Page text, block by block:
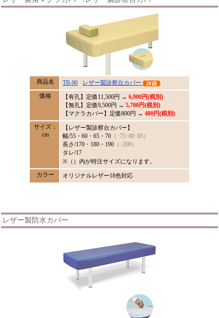
商品名 TB-90
レザー製診察台カバー
価格
【有孔】定価 11,500円 → 6,900円(税別)
【無孔】定価9,500円 → 5,700円(税別)
【マクラカバー】定価800円 → 480円(税別)
サイズ；
cm
【レザー製診察台カバー】
幅/55・60・65・70 （･75･80･85）
長さ/170・180・190 （･200）
タレ/17
※（）内が特注サイズになります。
カラー
オリジナルレザー18色対応
レザー製防水カバー